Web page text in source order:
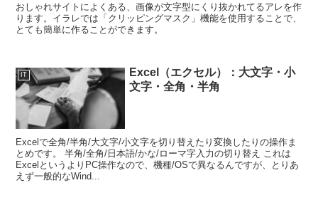
おしゃれサイトによくある、画像が文字型にくり抜かれてるアレを作
ります。イラレでは「クリッピングマスク」機能を使用することで、
とても簡単に作ることができます。
IT
Excel（エクセル）：大文字・小
文字・全角・半角
Excelで全角/半角/大文字/小文字を切り替えたり変換したりの操作ま
とめです。 半角/全角/日本語/かな/ローマ字入力の切り替え これは
ExcelというよりPC操作なので、機種/OSで異なるんですが、とりあ
えず一般的なWind...